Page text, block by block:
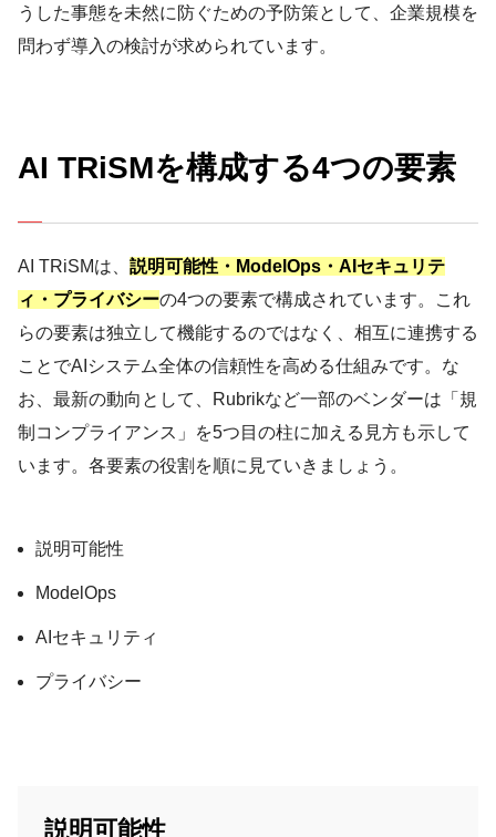
うした事態を未然に防ぐための予防策として、企業規模を
問わず導入の検討が求められています。
AI TRiSMを構成する4つの要素
AI TRiSMは、 説明可能性・ModelOps・AIセキュリテ
ィ・プライバシーの4つの要素で構成されています。これ
らの要素は独立して機能するのではなく、相互に連携する
ことでAIシステム全体の信頼性を高める仕組みです。な
お、最新の動向として、Rubrikなど一部のベンダーは「規
制コンプライアンス」を5つ目の柱に加える見方も示して
います。各要素の役割を順に見ていきましょう。
説明可能性
ModelOps
AIセキュリティ
プライバシー
説明可能性